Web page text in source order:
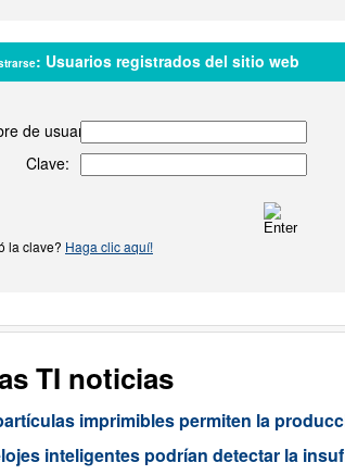
: Usuarios registrados del sitio web
de usuario:
Clave:
la clave? Haga clic aquí!
TI noticias
imprimibles permiten la
inteligentes podrían detectar la